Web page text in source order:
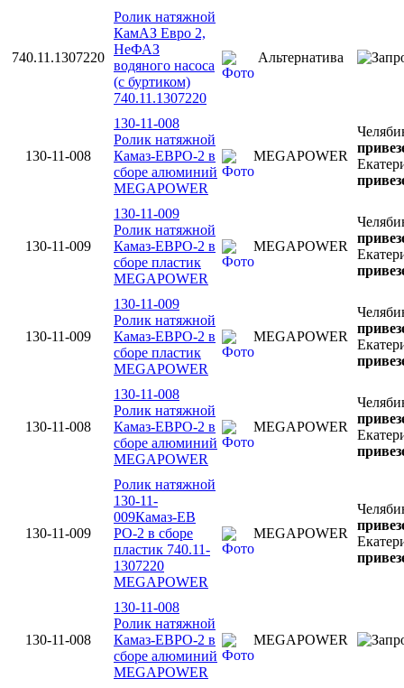
740.11.1307220
Ролик натяжной
КамАЗ Евро 2,
НеФАЗ
водяного насоса
(с буртиком)
740.11.1307220
Альтернатива
130-11-008
130-11-008
Ролик натяжной
Камаз-ЕВРО-2 в
сборе алюминий
MEGAPOWER
MEGAPOWER
130-11-009
130-11-009
Ролик натяжной
Камаз-ЕВРО-2 в
сборе пластик
MEGAPOWER
MEGAPOWER
130-11-009
130-11-009
Ролик натяжной
Камаз-ЕВРО-2 в
сборе пластик
MEGAPOWER
MEGAPOWER
130-11-008
130-11-008
Ролик натяжной
Камаз-ЕВРО-2 в
сборе алюминий
MEGAPOWER
MEGAPOWER
130-11-009
Ролик натяжной
130-11-
009Камаз-ЕВ
РО-2 в сборе
пластик 740.11-
1307220
MEGAPOWER
MEGAPOWER
130-11-008
130-11-008
Ролик натяжной
Камаз-ЕВРО-2 в
сборе алюминий
MEGAPOWER
MEGAPOWER